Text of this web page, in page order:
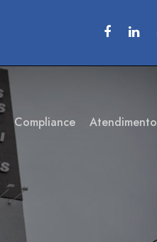
Compliance Atendimento